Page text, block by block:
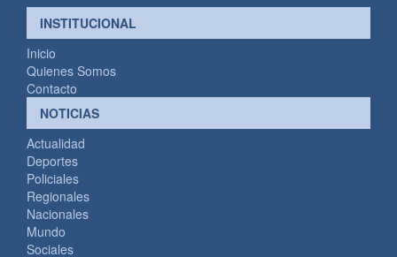
INSTITUCIONAL
Inicio
Quienes Somos
Contacto
NOTICIAS
Actualidad
Deportes
Policiales
Regionales
Nacionales
Mundo
Sociales